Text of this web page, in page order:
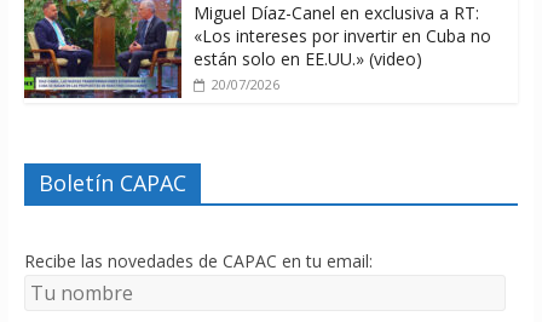
Miguel Díaz-Canel en exclusiva a RT:
«Los intereses por invertir en Cuba no
están solo en EE.UU.» (video)
20/07/2026
Boletín CAPAC
Recibe las novedades de CAPAC en tu email: